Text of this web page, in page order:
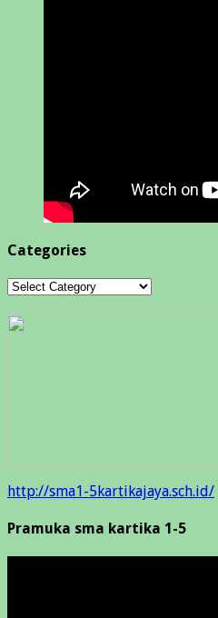
Categories
Categories
http://sma1-5kartikajaya.sch.id/
Pramuka sma kartika 1-5